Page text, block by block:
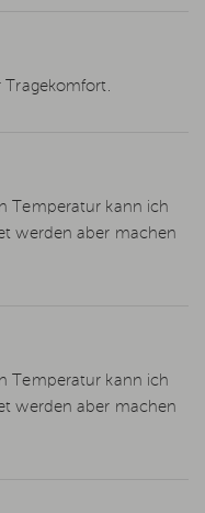
Tragekomfort.
Temperatur kann ich
werden aber machen
Temperatur kann ich
werden aber machen